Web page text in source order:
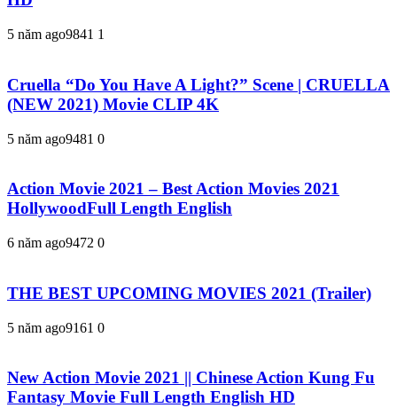
5 năm ago9841 1
Cruella “Do You Have A Light?” Scene | CRUELLA
(NEW 2021) Movie CLIP 4K
5 năm ago9481 0
Action Movie 2021 – Best Action Movies 2021
HollywoodFull Length English
6 năm ago9472 0
THE BEST UPCOMING MOVIES 2021 (Trailer)
5 năm ago9161 0
New Action Movie 2021 || Chinese Action Kung Fu
Fantasy Movie Full Length English HD